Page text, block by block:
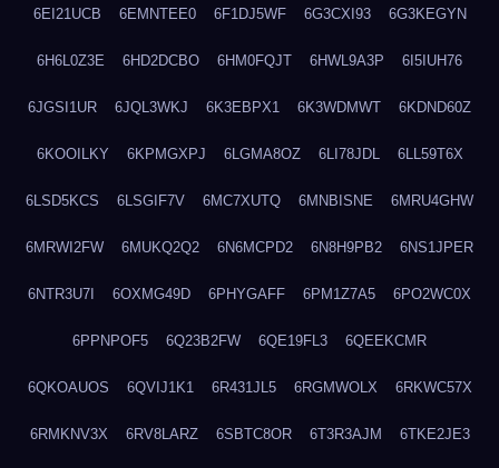
6EI21UCB 6EMNTEE0 6F1DJ5WF 6G3CXI93 6G3KEGYN
6H6L0Z3E 6HD2DCBO 6HM0FQJT 6HWL9A3P 6I5IUH76
6JGSI1UR 6JQL3WKJ 6K3EBPX1 6K3WDMWT 6KDND60Z
6KOOILKY 6KPMGXPJ 6LGMA8OZ 6LI78JDL 6LL59T6X
6LSD5KCS 6LSGIF7V 6MC7XUTQ 6MNBISNE 6MRU4GHW
6MRWI2FW 6MUKQ2Q2 6N6MCPD2 6N8H9PB2 6NS1JPER
6NTR3U7I 6OXMG49D 6PHYGAFF 6PM1Z7A5 6PO2WC0X
6PPNPOF5 6Q23B2FW 6QE19FL3 6QEEKCMR
6QKOAUOS 6QVIJ1K1 6R431JL5 6RGMWOLX 6RKWC57X
6RMKNV3X 6RV8LARZ 6SBTC8OR 6T3R3AJM 6TKE2JE3